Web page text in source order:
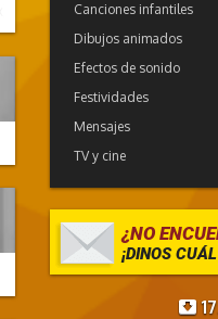
Canciones infantiles
Dibujos animados
Efectos de sonido
Festividades
Mensajes
TV y cine
¿NO
¡DINOS